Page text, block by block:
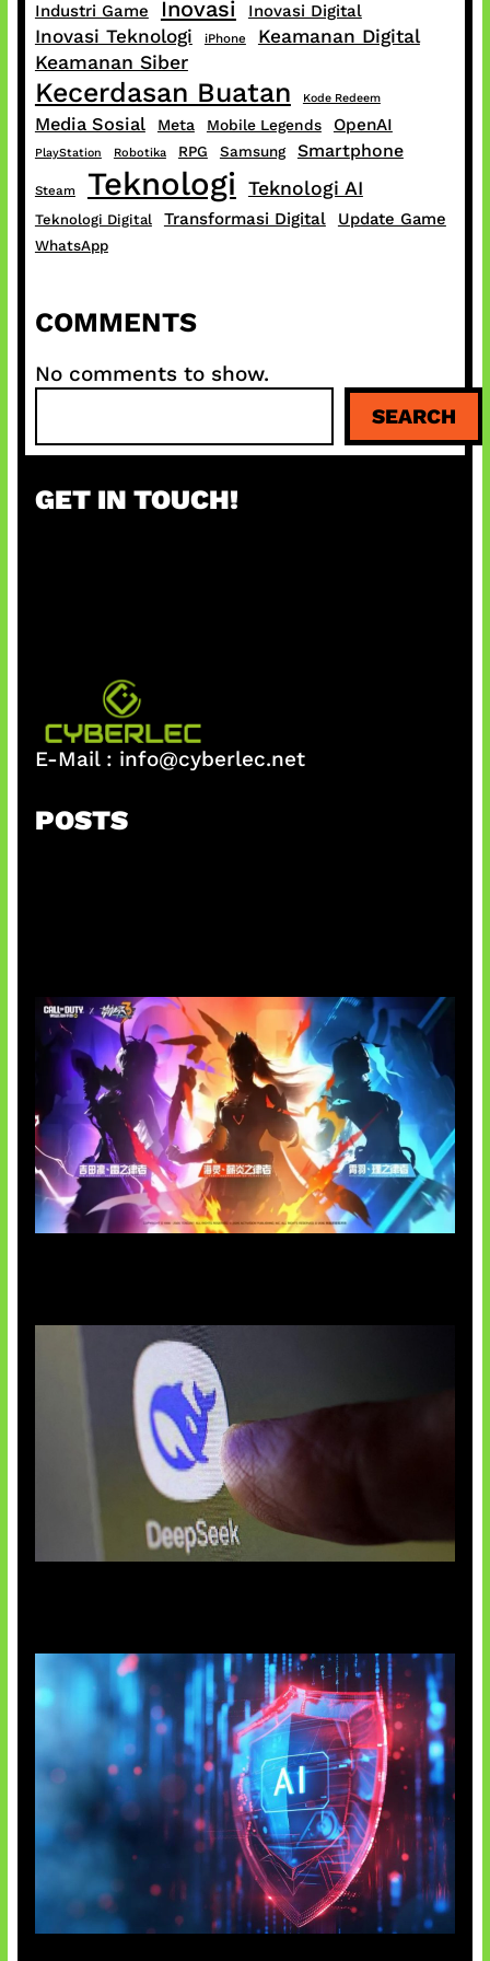
Industri Game Inovasi Inovasi Digital
Inovasi Teknologi iPhone
Keamanan Digital
Keamanan Siber
Kecerdasan Buatan Kode Redeem
Media Sosial Meta Mobile Legends OpenAI
PlayStation Robotika RPG Samsung Smartphone
Steam Teknologi Teknologi AI
Teknologi Digital Transformasi Digital Update Game
WhatsApp
COMMENTS
No comments to show.
a
c
SEARCH
GET IN TOUCH!
E-Mail : info@cyberlec.net
POSTS